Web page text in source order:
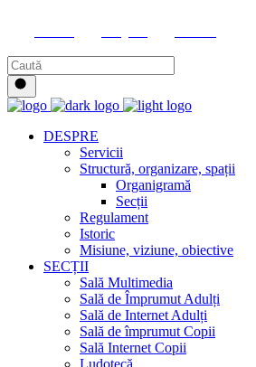
DESPRE
Servicii
Structură, organizare, spații
Organigramă
Secții
Regulament
Istoric
Misiune, viziune, obiective
SECȚII
Sală Multimedia
Sală de Împrumut Adulți
Sală de Internet Adulți
Sală de împrumut Copii
Sală Internet Copii